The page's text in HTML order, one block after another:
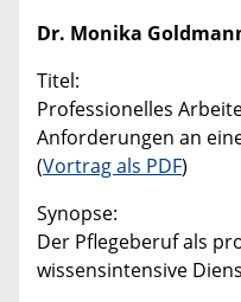
Dr. Monika
Titel:
Professionelles
Anforderungen an
(Vortrag als PDF)
Synopse:
Der Pflegeberuf als
wissensintensive